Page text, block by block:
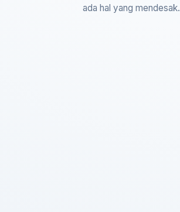
ada hal yang mendesak.